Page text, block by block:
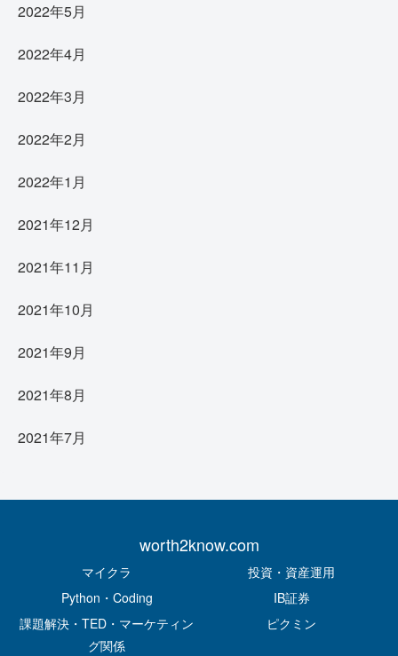
2022年5月
2022年4月
2022年3月
2022年2月
2022年1月
2021年12月
2021年11月
2021年10月
2021年9月
2021年8月
2021年7月
worth2know.com
マイクラ
投資・資産運用
Python・Coding
IB証券
課題解決・TED・マーケティン
グ関係
ピクミン